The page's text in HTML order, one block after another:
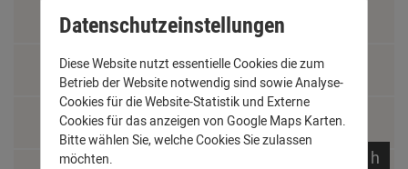
Fachbegriffe
Jobs
Montage und Installationshilfen
h
Datenschutzeinstellungen
Diese Website nutzt essentielle Cookies die zum
Betrieb der Website notwendig sind sowie Analyse-
Cookies für die Website-Statistik und Externe
Cookies für das anzeigen von Google Maps Karten.
Bitte wählen Sie, welche Cookies Sie zulassen
möchten.